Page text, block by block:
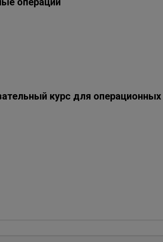
курс для операционных